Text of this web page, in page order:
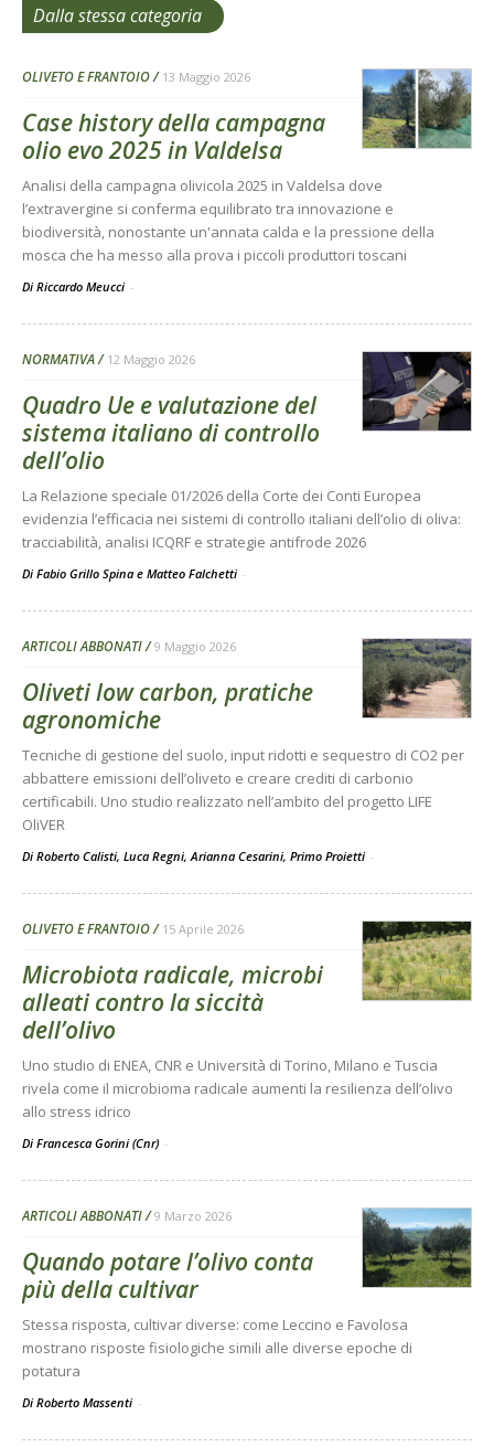
Dalla stessa categoria
OLIVETO E FRANTOIO 13 Maggio 2026
Case history della campagna
olio evo 2025 in Valdelsa
Analisi della campagna olivicola 2025 in Valdelsa dove
l’extravergine si conferma equilibrato tra innovazione e
biodiversità, nonostante un'annata calda e la pressione della
mosca che ha messo alla prova i piccoli produttori toscani
Di Riccardo Meucci -
NORMATIVA 12 Maggio 2026
Quadro Ue e valutazione del
sistema italiano di controllo
dell’olio
La Relazione speciale 01/2026 della Corte dei Conti Europea
evidenzia l’efficacia nei sistemi di controllo italiani dell’olio di oliva:
tracciabilità, analisi ICQRF e strategie antifrode 2026
Di Fabio Grillo Spina e Matteo Falchetti -
ARTICOLI ABBONATI 9 Maggio 2026
Oliveti low carbon, pratiche
agronomiche
Tecniche di gestione del suolo, input ridotti e sequestro di CO2 per
abbattere emissioni dell’oliveto e creare crediti di carbonio
certificabili. Uno studio realizzato nell’ambito del progetto LIFE
OliVER
Di Roberto Calisti, Luca Regni, Arianna Cesarini, Primo Proietti -
OLIVETO E FRANTOIO 15 Aprile 2026
Microbiota radicale, microbi
alleati contro la siccità
dell’olivo
Uno studio di ENEA, CNR e Università di Torino, Milano e Tuscia
rivela come il microbioma radicale aumenti la resilienza dell’olivo
allo stress idrico
Di Francesca Gorini (Cnr) -
ARTICOLI ABBONATI 9 Marzo 2026
Quando potare l’olivo conta
più della cultivar
Stessa risposta, cultivar diverse: come Leccino e Favolosa
mostrano risposte fisiologiche simili alle diverse epoche di
potatura
Di Roberto Massenti -